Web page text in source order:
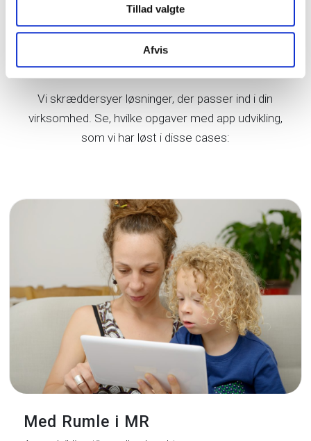
Tillad valgte
Afvis
Din app skal passe
ind i din forretning
Vi skræddersyer løsninger, der passer ind i din
virksomhed. Se, hvilke opgaver med app udvikling,
som vi har løst i disse cases:
Med Rumle i MR